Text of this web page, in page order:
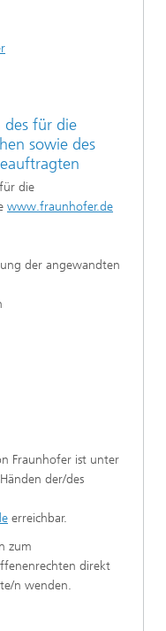
des für die
sowie des
die
www.fraunhofer.de
der angewandten
Fraunhofer ist unter
der/des
erreichbar.
zum
direkt
n wenden.